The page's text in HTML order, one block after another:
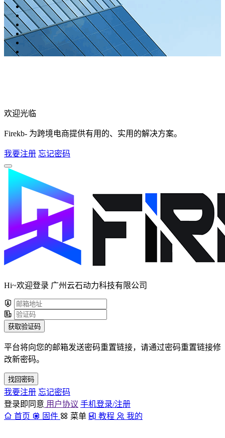
欢迎光临
Firekb- 为跨境电商提供有用的、实用的解决方案。
我要注册 忘记密码
Hi~欢迎登录 广州云石动力科技有限公司
获取验证码
平台将向您的邮箱发送密码重置链接，请通过密码重置链接修
改新密码。
找回密码
我要注册 忘记密码
登录即同意 用户协议 手机登录/注册
首页
固件 菜单 教程 我的